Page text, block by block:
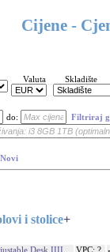
Cijene -
Valuta
Skladište
do: Filtriraj
Novi
i stolice+
Desk IIII,
VPC: ?